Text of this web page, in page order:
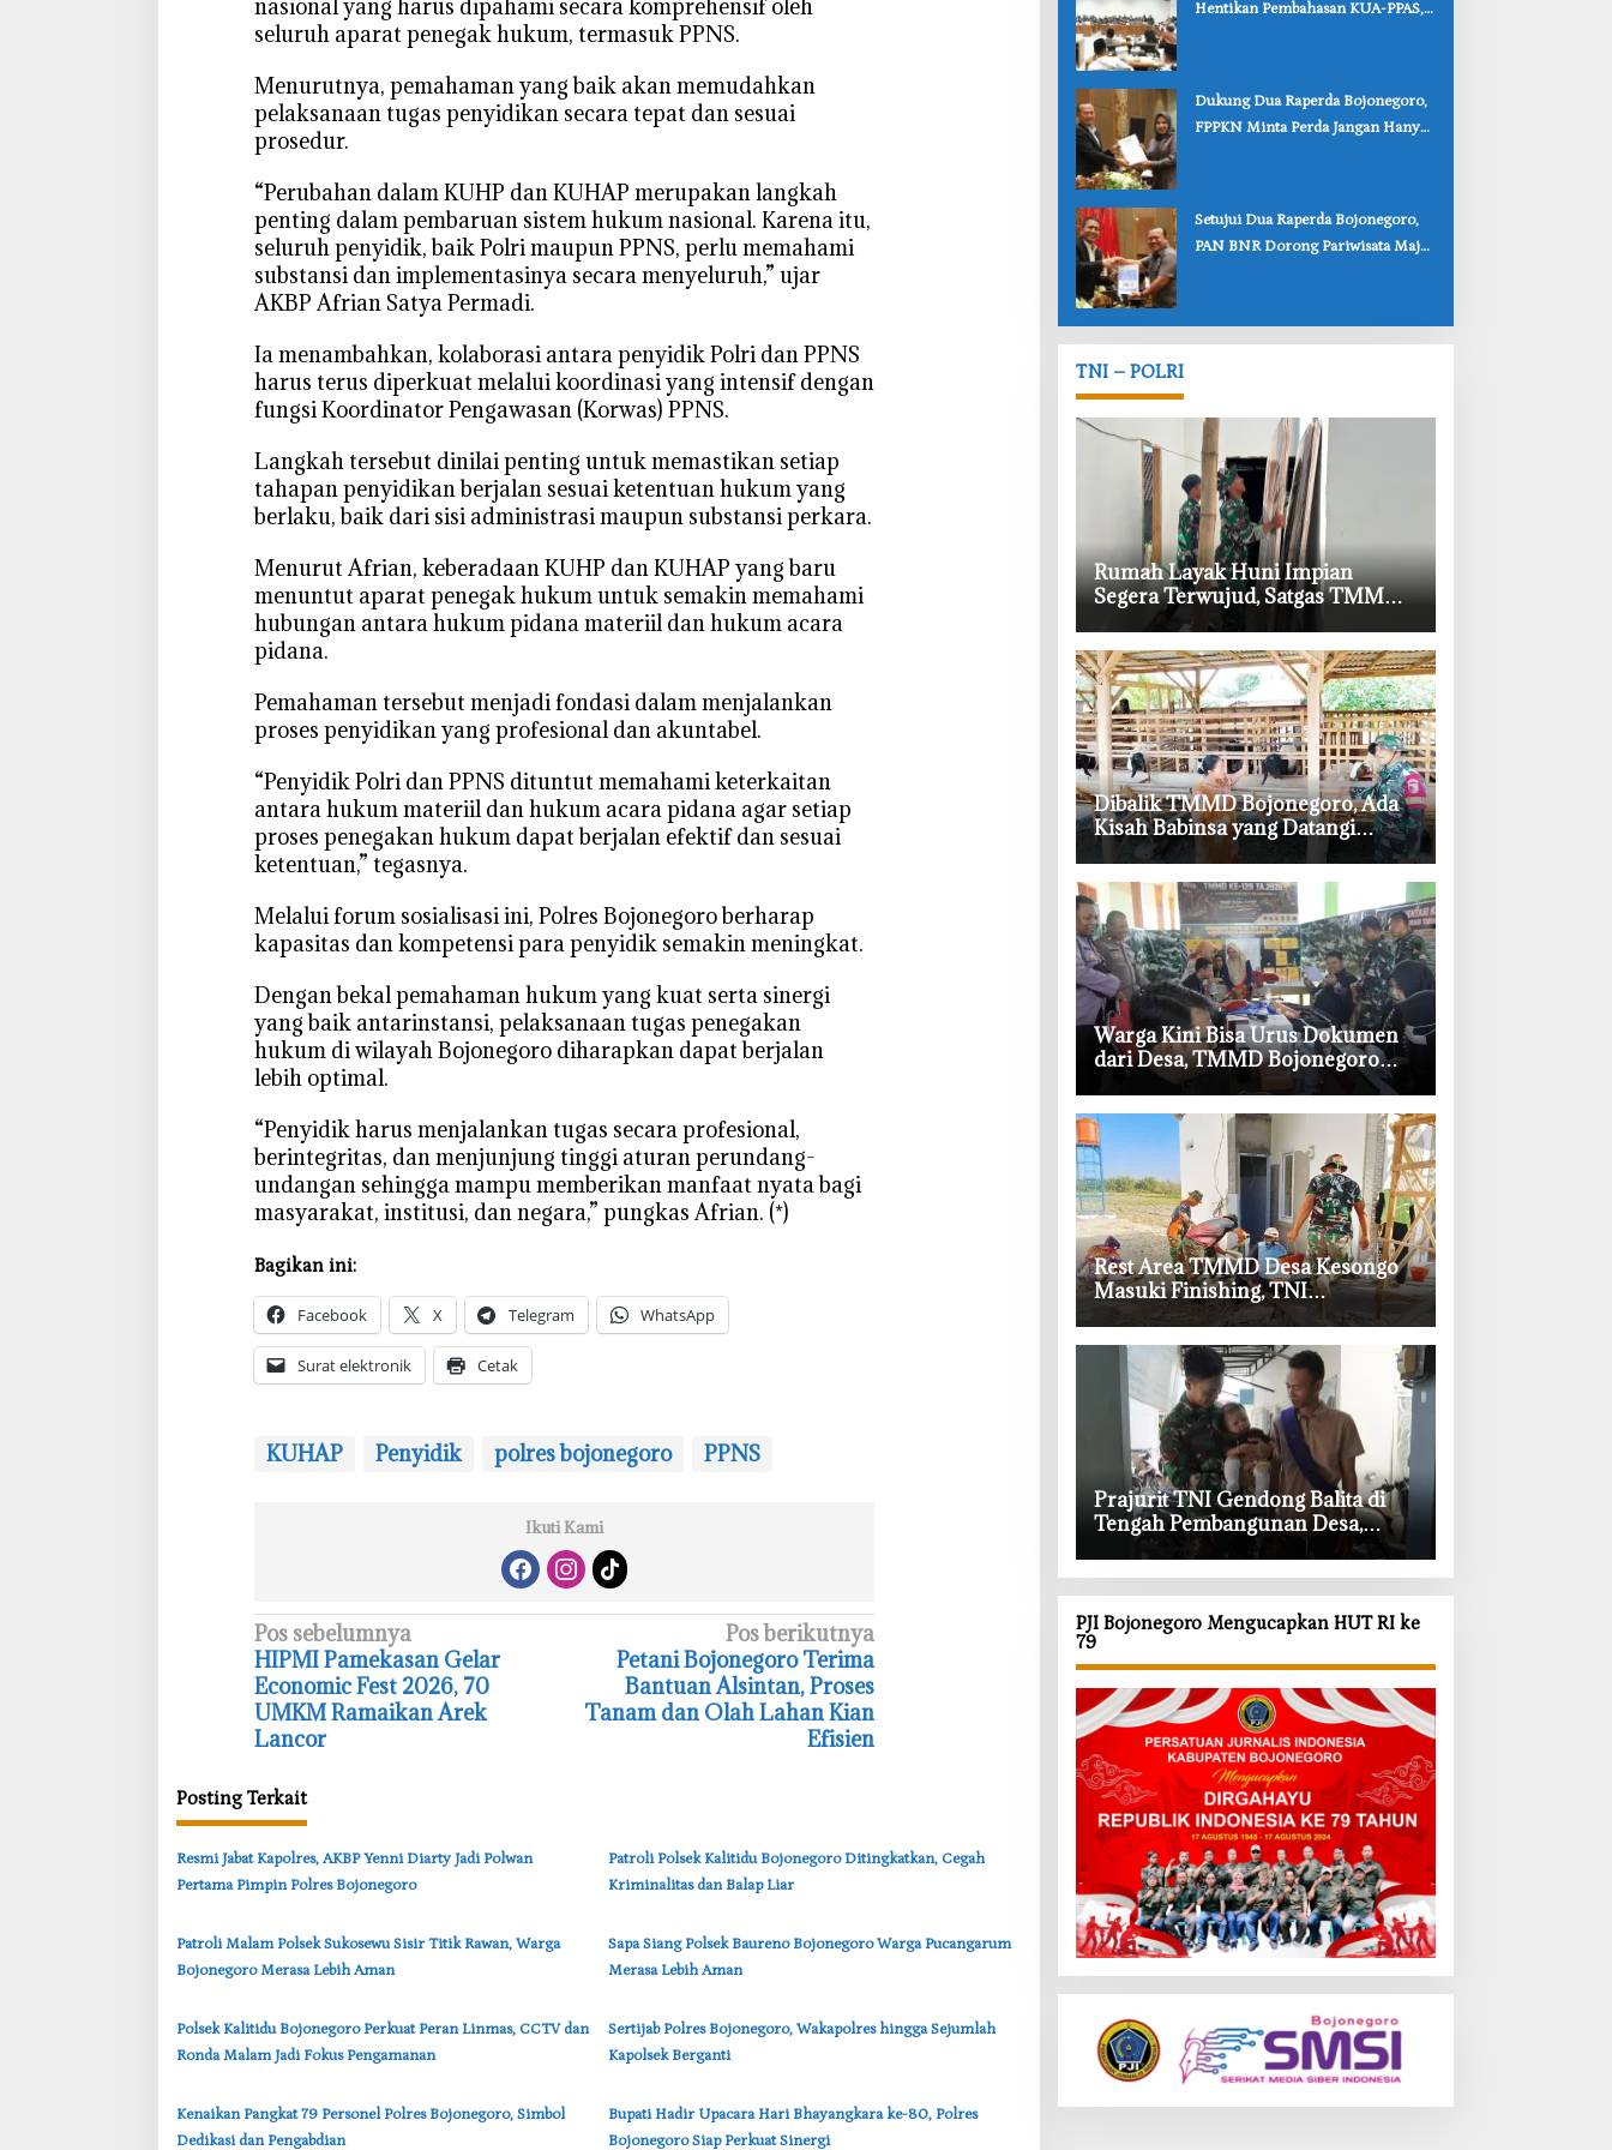
i
d
a
n
P
N
S
nasional yang harus dipahami secara komprehensif oleh
seluruh aparat penegak hukum, termasuk PPNS.
‎Menurutnya, pemahaman yang baik akan memudahkan
pelaksanaan tugas penyidikan secara tepat dan sesuai
prosedur.
‎“Perubahan dalam KUHP dan KUHAP merupakan langkah
penting dalam pembaruan sistem hukum nasional. Karena itu,
seluruh penyidik, baik Polri maupun PPNS, perlu memahami
substansi dan implementasinya secara menyeluruh,” ujar
AKBP Afrian Satya Permadi.
‎Ia menambahkan, kolaborasi antara penyidik Polri dan PPNS
harus terus diperkuat melalui koordinasi yang intensif dengan
fungsi Koordinator Pengawasan (Korwas) PPNS.
‎Langkah tersebut dinilai penting untuk memastikan setiap
tahapan penyidikan berjalan sesuai ketentuan hukum yang
berlaku, baik dari sisi administrasi maupun substansi perkara.
‎Menurut Afrian, keberadaan KUHP dan KUHAP yang baru
menuntut aparat penegak hukum untuk semakin memahami
hubungan antara hukum pidana materiil dan hukum acara
pidana.
‎Pemahaman tersebut menjadi fondasi dalam menjalankan
proses penyidikan yang profesional dan akuntabel.
‎“Penyidik Polri dan PPNS dituntut memahami keterkaitan
antara hukum materiil dan hukum acara pidana agar setiap
proses penegakan hukum dapat berjalan efektif dan sesuai
ketentuan,” tegasnya.
‎Melalui forum sosialisasi ini, Polres Bojonegoro berharap
kapasitas dan kompetensi para penyidik semakin meningkat.
‎Dengan bekal pemahaman hukum yang kuat serta sinergi
yang baik antarinstansi, pelaksanaan tugas penegakan
hukum di wilayah Bojonegoro diharapkan dapat berjalan
lebih optimal.
‎“Penyidik harus menjalankan tugas secara profesional,
berintegritas, dan menjunjung tinggi aturan perundang-
undangan sehingga mampu memberikan manfaat nyata bagi
masyarakat, institusi, dan negara,” pungkas Afrian. (*)
Bagikan ini:
Facebook X Telegram WhatsApp
Surat elektronik Cetak
KUHAP Penyidik polres bojonegoro PPNS
Ikuti Kami
N
a
v
i
a
i
o
s
Pos sebelumnya
‎HIPMI Pamekasan Gelar
Economic Fest 2026, 70
UMKM Ramaikan Arek
Lancor
Pos berikutnya
‎Petani Bojonegoro Terima
Bantuan Alsintan, Proses
Tanam dan Olah Lahan Kian
Efisien
Posting Terkait
‎Resmi Jabat Kapolres, AKBP Yenni Diarty Jadi Polwan
Pertama Pimpin Polres Bojonegoro
‎Patroli Polsek Kalitidu Bojonegoro Ditingkatkan, Cegah
Kriminalitas dan Balap Liar
‎Patroli Malam Polsek Sukosewu Sisir Titik Rawan, Warga
Bojonegoro Merasa Lebih Aman
‎Sapa Siang Polsek Baureno Bojonegoro Warga Pucangarum
Merasa Lebih Aman
‎Polsek Kalitidu Bojonegoro Perkuat Peran Linmas, CCTV dan
Ronda Malam Jadi Fokus Pengamanan
‎Sertijab Polres Bojonegoro, Wakapolres hingga Sejumlah
Kapolsek Berganti
‎Kenaikan Pangkat 79 Personel Polres Bojonegoro, Simbol
Dedikasi dan Pengabdian
‎Bupati Hadir Upacara Hari Bhayangkara ke-80, Polres
Bojonegoro Siap Perkuat Sinergi
Hentikan Pembahasan KUA-PPAS,
‎Dukung Dua Raperda Bojonegoro,
FPPKN Minta Perda Jangan Hanya
‎Setujui Dua Raperda Bojonegoro,
PAN BNR Dorong Pariwisata Maju
TNI – POLRI
‎Rumah Layak Huni Impian
Segera Terwujud, Satgas TMMD
Bojonegoro Kebut Finishing
‎Dibalik TMMD Bojonegoro, Ada
Kisah Babinsa yang Datangi
Kandang Kambing Demi Dengar
Keluh Warga
‎Warga Kini Bisa Urus Dokumen
dari Desa, TMMD Bojonegoro
Permudah Layanan Adminduk
‎Rest Area TMMD Desa Kesongo
Masuki Finishing, TNI
Bojonegoro Pastikan Bangunan
Kokoh dan Nyaman
‎Prajurit TNI Gendong Balita di
Tengah Pembangunan Desa,
Momen Haru TMMD Bojonegoro
PJI Bojonegoro Mengucapkan HUT RI ke
79